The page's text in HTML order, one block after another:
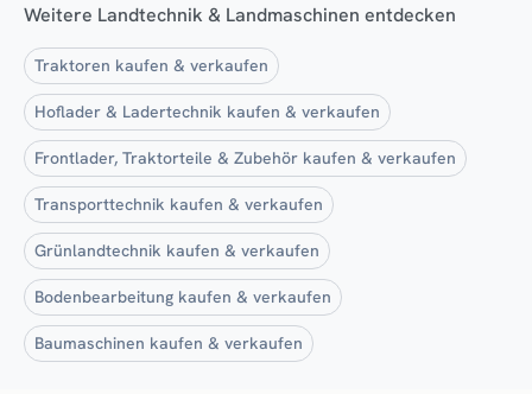
Weitere Landtechnik & Landmaschinen entdecken
Traktoren kaufen & verkaufen
Hoflader & Ladertechnik kaufen & verkaufen
Frontlader, Traktorteile & Zubehör kaufen & verkaufen
Transporttechnik kaufen & verkaufen
Grünlandtechnik kaufen & verkaufen
Bodenbearbeitung kaufen & verkaufen
Baumaschinen kaufen & verkaufen